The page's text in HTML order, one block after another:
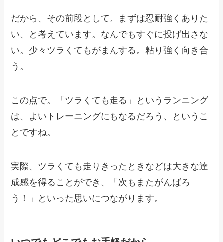
だから、その前段として。まずは忍耐強くありた
い、と考えています。なんでもすぐに投げ出さな
い。少々ツラくてもがまんする。粘り強く向き合
う。
この点で。「ツラくても走る」というランニング
は、よいトレーニングにもなるだろう、というこ
とですね。
実際、ツラくても走りきったときなどは大きな達
成感を得ることができ、「次もまたがんばろ
う！」といった思いにつながります。